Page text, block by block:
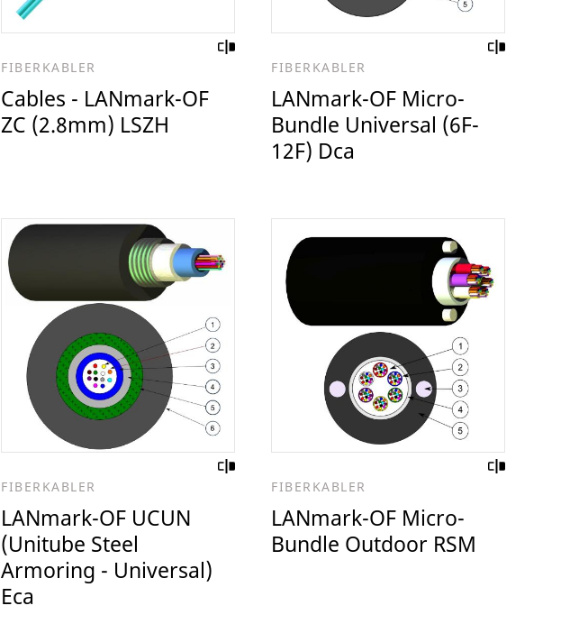
FIBERKABLER
Cables - LANmark-OF
ZC (2.8mm) LSZH
FIBERKABLER
LANmark-OF Micro-
Bundle Universal (6F-
12F) Dca
FIBERKABLER
LANmark-OF UCUN
(Unitube Steel
Armoring - Universal)
Eca
FIBERKABLER
LANmark-OF Micro-
Bundle Outdoor RSM